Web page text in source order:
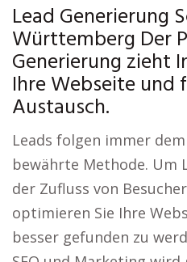
Lead Generierung
Württemberg Der
Generierung zieht
Ihre Webseite und
Austausch.
Leads folgen immer
bewährte Methode. Um
der Zufluss von
optimieren Sie Ihre
besser gefunden zu